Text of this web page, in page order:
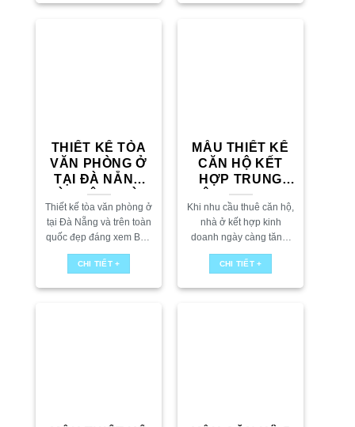
THIẾT KẾ TÒA
VĂN PHÒNG Ở
TẠI ĐÀ NẴNG
VÀ TRÊN TOÀN
QUỐC ĐẸP
ĐÁNG XEM!
Thiết kế tòa văn phòng ở
tại Đà Nẵng và trên toàn
quốc đẹp đáng xem Bạn
đang tìm kiếm một mẫu
thiết kế tòa văn phòng
CHI TIẾT +
MẪU THIẾT KẾ
CĂN HỘ KẾT
HỢP TRUNG
TÂM DẠY HỌC
TẠI ĐÀ NẴNG
Khi nhu cầu thuê căn hộ,
nhà ở kết hợp kinh
doanh ngày càng tăng,
việc xây dựng căn hộ tại
Đà Nẵng tích hợp trung
CHI TIẾT +